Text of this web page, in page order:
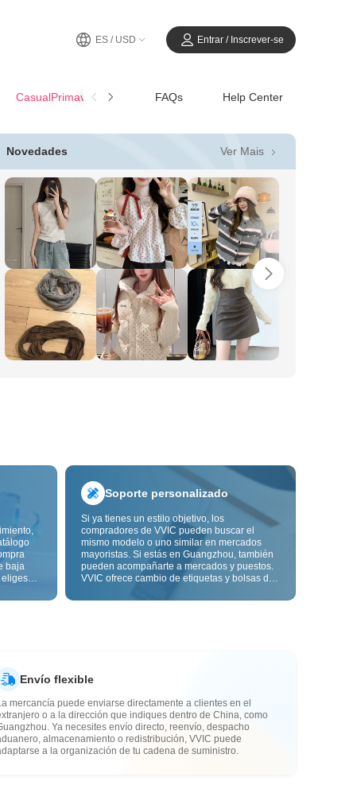
ES / USD Entrar / Inscrever-se
CasualPrimavera-Verano FAQs Help Center
Novedades Ver Mais 
baja
eliges
de
Soporte personalizado
Si ya tienes un estilo objetivo, los
compradores de VVIC pueden buscar el
mismo modelo o uno similar en mercados
mayoristas. Si estás en Guangzhou, también
pueden acompañarte a mercados y puestos.
VVIC ofrece cambio de etiquetas y bolsas de
imagen o muestra, para que tu compra sea
Envío flexible
mercancía puede enviarse directamente a clientes en el
o a la dirección que indiques dentro de China, como
Ya necesites envío directo, reenvío, despacho
almacenamiento o redistribución, VVIC puede
a la organización de tu cadena de suministro.